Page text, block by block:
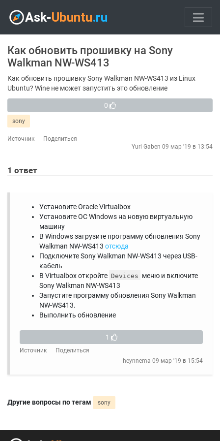
Как обновить прошивку на Sony
Walkman NW-WS413
Как обновить прошивку Sony Walkman NW-WS413 из Linux
Ubuntu? Wine не может запустить это обновление
0
sony
Источник
Поделиться
Yuri Gaben 09 мар '19 в 13:54
1 ответ
Установите Oracle Virtualbox
Установите ОС Windows на новую виртуальную
машину
В Windows загрузите программу обновления Sony
Walkman NW-WS413 отсюда
Подключите Sony Walkman NW-WS413 через USB-
кабель
В Virtualbox откройте Devices меню и включите
Sony Walkman NW-WS413
Запустите программу обновления Sony Walkman
NW-WS413.
Выполнить обновление
1
Источник
Поделиться
heynnema 09 мар '19 в 15:54
Другие вопросы по тегам sony